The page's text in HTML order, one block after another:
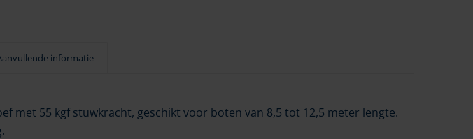
informatie
met 55 kgf stuwkracht, geschikt voor boten van 8,5 tot 12,5 meter lengte.